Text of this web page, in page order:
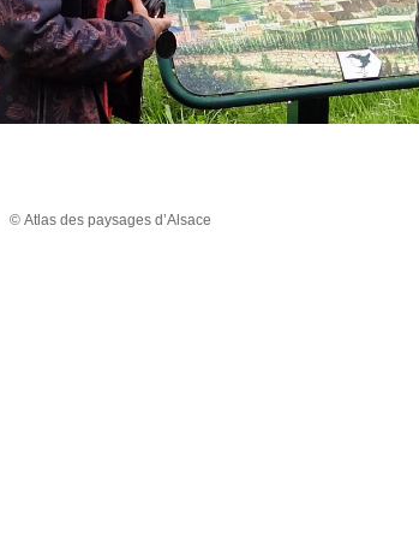
© Atlas des paysages d’Alsace